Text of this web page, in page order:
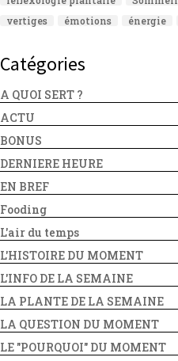
vertiges
émotions énergie
Catégories
A QUOI SERT ?
ACTU
BONUS
DERNIERE HEURE
EN BREF
Fooding
L'air du temps
L'HISTOIRE DU MOMENT
L'INFO DE LA SEMAINE
LA PLANTE DE LA SEMAINE
LA QUESTION DU MOMENT
LE "POURQUOI" DU MOMENT